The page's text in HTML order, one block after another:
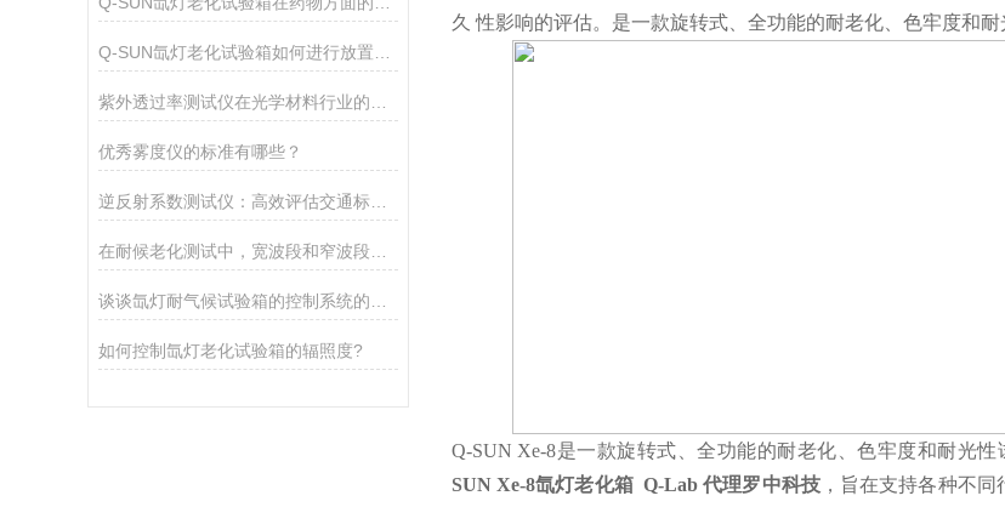
优秀雾度仪的标准有哪些？
在耐候老化测试中，宽波段和窄波段辐照度设定值有什么不同？
如何控制氙灯老化试验箱的辐照度?
久 性影响的评估。是一款旋转式、全功能的耐老化、色牢度和
Q-SUN Xe-8是一款旋转式、全功能的耐老化、色牢度和耐光
SUN Xe-8氙灯老化箱 Q-Lab 代理罗中科技，旨在支持各种不同